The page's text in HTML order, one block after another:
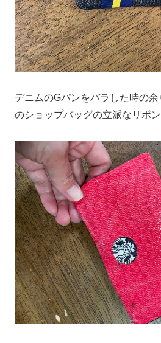
デニムのGパンをバラした時の
のショップバッグの立派なリボン